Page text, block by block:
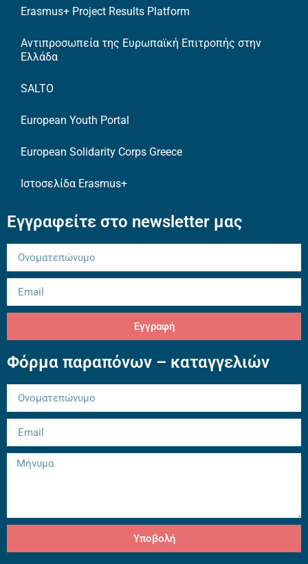
Erasmus+ Project Results Platform
Αντιπροσωπεία της Ευρωπαϊκή Επιτροπής στην
Ελλάδα
SALTO
European Youth Portal
European Solidarity Corps Greece
Ιστοσελίδα Erasmus+
Εγγραφείτε στο newsletter μας
Εγγραφή
Φόρμα παραπόνων – καταγγελιών
Υποβολή